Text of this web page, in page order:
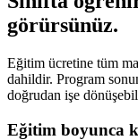
görürsünüz.
Eğitim ücretine tüm
dahildir. Program
doğrudan işe
Eğitim boyunca